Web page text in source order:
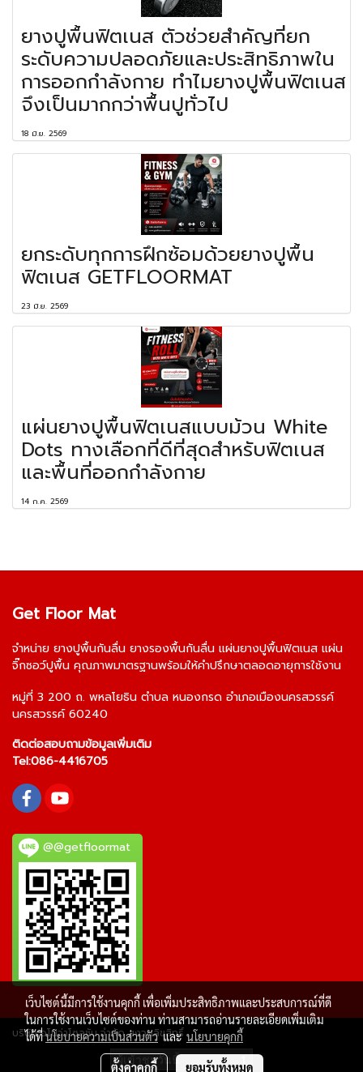
ยางปูพื้นฟิตเนส ตัวช่วยสำคัญที่ยก
ระดับความปลอดภัยและประสิทธิภาพใน
การออกกำลังกาย ทำไมยางปูพื้นฟิตเนส
จึงเป็นมากกว่าพื้นปูทั่วไป
18 มิ.ย. 2569
ยกระดับทุกการฝึกซ้อมด้วยยางปูพื้น
ฟิตเนส GETFLOORMAT
23 มิ.ย. 2569
แผ่นยางปูพื้นฟิตเนสแบบม้วน White
Dots ทางเลือกที่ดีที่สุดสำหรับฟิตเนส
และพื้นที่ออกกำลังกาย
14 ก.ค. 2569
Get Floor Mat
จำหน่าย ยางปูพื้นกันลื่น ยางรองพื้นกันลื่น แผ่นยางปูพื้นฟิตเนส แผ่น
จิ๊กซอว์ปูพื้น คุณภาพมาตรฐานพร้อมให้คำปรึกษาตลอดอายุการใช้งาน
หมู่ที่ 3 200 ถ. พหลโยธิน ตำบล หนองกรด อำเภอเมืองนครสวรรค์
นครสวรรค์ 60240
ติดต่อสอบถามข้อมูลเพิ่มเติม
Tel:086-4416705
@@getfloormat
บริษัท อโนว่าโซลูชัน จำกัด สงวนลิขสิทธิ์
ผู้เข้าชมวันนี้ 1
เว็บไซต์นี้มีการใช้งานคุกกี้ เพื่อเพิ่มประสิทธิภาพและประสบการณ์ที่ดี
ในการใช้งานเว็บไซต์ของท่าน ท่านสามารถอ่านรายละเอียดเพิ่มเติม
ได้ที่นโยบายความเป็นส่วนตัวและ นโยบายคุกกี้
ตั้งค่าคุกกี้ ยอมรับทั้งหมด